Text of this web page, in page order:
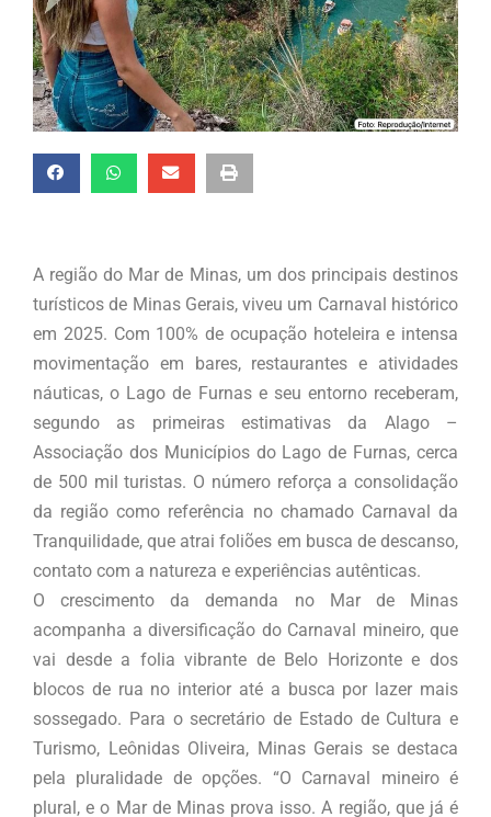
A região do Mar de Minas, um dos principais destinos
turísticos de Minas Gerais, viveu um Carnaval histórico
em 2025. Com 100% de ocupação hoteleira e intensa
movimentação em bares, restaurantes e atividades
náuticas, o Lago de Furnas e seu entorno receberam,
segundo as primeiras estimativas da Alago –
Associação dos Municípios do Lago de Furnas, cerca
de 500 mil turistas. O número reforça a consolidação
da região como referência no chamado Carnaval da
Tranquilidade, que atrai foliões em busca de descanso,
contato com a natureza e experiências autênticas.
O crescimento da demanda no Mar de Minas
acompanha a diversificação do Carnaval mineiro, que
vai desde a folia vibrante de Belo Horizonte e dos
blocos de rua no interior até a busca por lazer mais
sossegado. Para o secretário de Estado de Cultura e
Turismo, Leônidas Oliveira, Minas Gerais se destaca
pela pluralidade de opções. “O Carnaval mineiro é
plural, e o Mar de Minas prova isso. A região, que já é